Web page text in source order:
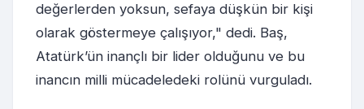
değerlerden yoksun, sefaya düşkün bir kişi
olarak göstermeye çalışıyor," dedi. Baş,
Atatürk’ün inançlı bir lider olduğunu ve bu
inancın milli mücadeledeki rolünü vurguladı.